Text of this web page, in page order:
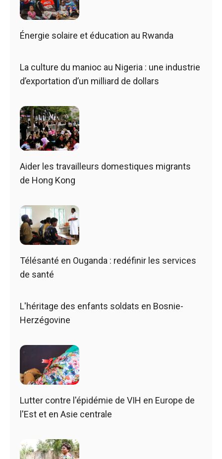
Énergie solaire et éducation au Rwanda
La culture du manioc au Nigeria : une industrie
d’exportation d’un milliard de dollars
Aider les travailleurs domestiques migrants
de Hong Kong
Télésanté en Ouganda : redéfinir les services
de santé
L'héritage des enfants soldats en Bosnie-
Herzégovine
Lutter contre l'épidémie de VIH en Europe de
l'Est et en Asie centrale